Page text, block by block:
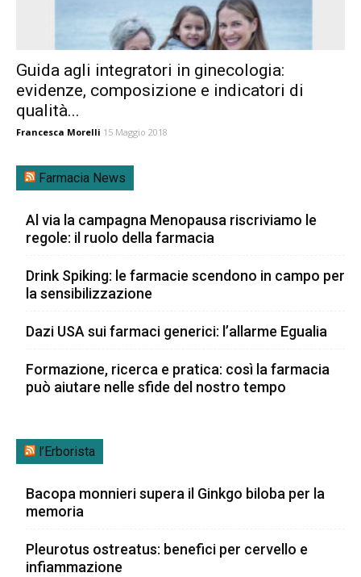
Guida agli integratori in ginecologia:
evidenze, composizione e indicatori di
qualità...
Francesca Morelli 15 Maggio 2018
Farmacia News
Al via la campagna Menopausa riscriviamo le
regole: il ruolo della farmacia
Drink Spiking: le farmacie scendono in campo per
la sensibilizzazione
Dazi USA sui farmaci generici: l’allarme Egualia
Formazione, ricerca e pratica: così la farmacia
può aiutare nelle sfide del nostro tempo
l’Erborista
Bacopa monnieri supera il Ginkgo biloba per la
memoria
Pleurotus ostreatus: benefici per cervello e
infiammazione